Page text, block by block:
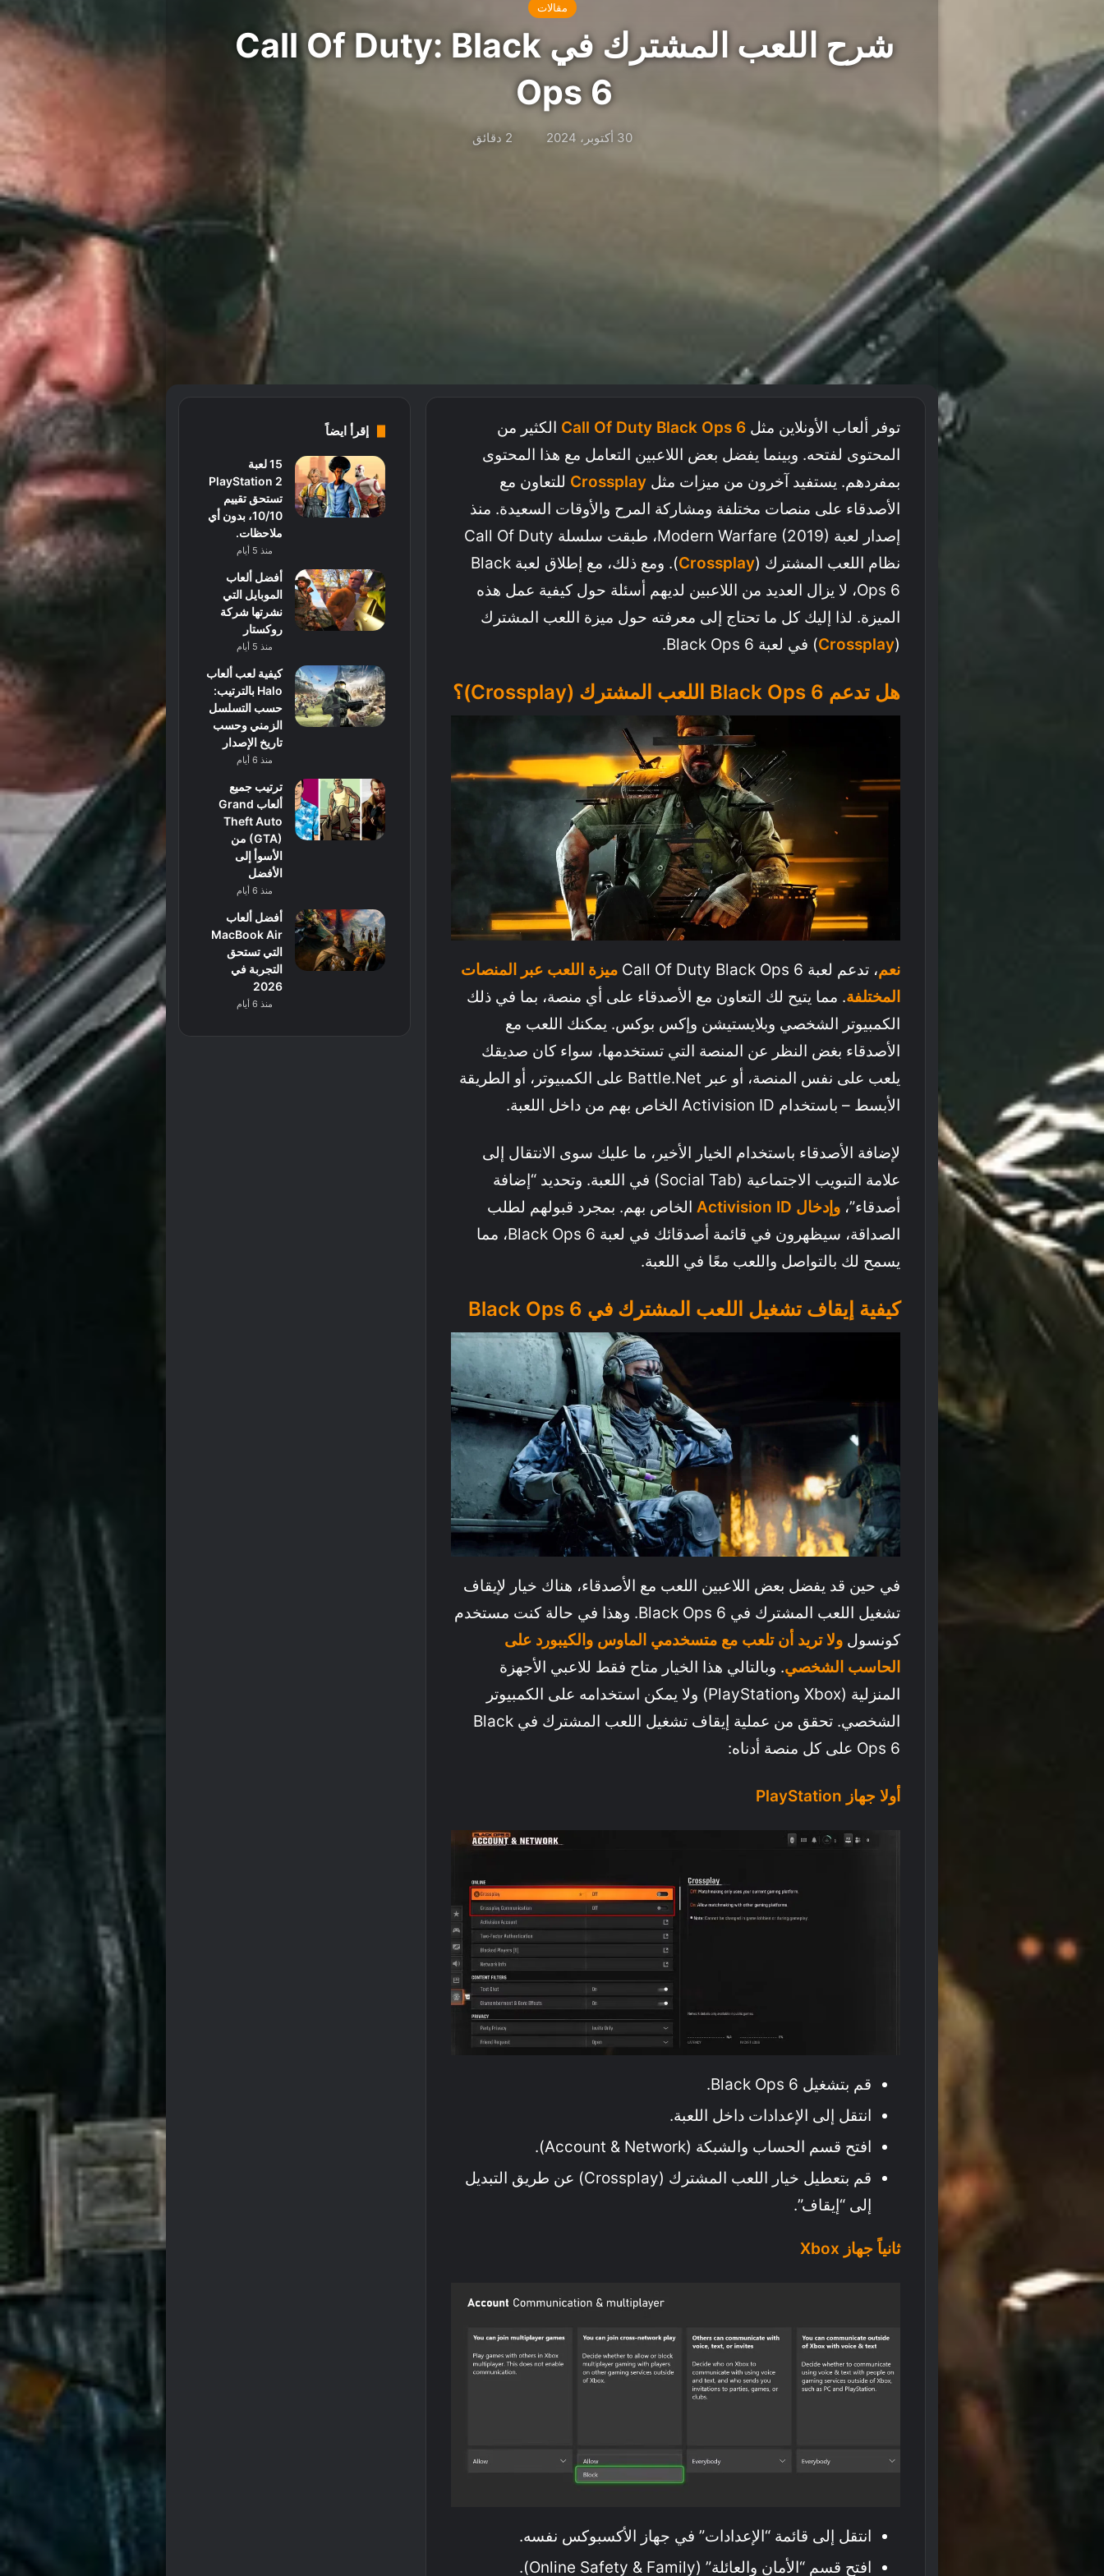
مقالات
شرح اللعب المشترك في Call Of Duty: Black
Ops 6
30 أكتوبر، 2024
توفر ألعاب الأونلاين مثل Call Of Duty Black Ops 6 الكثير من
المحتوى لفتحه. وبينما يفضل بعض اللاعبين التعامل مع هذا المحتوى
بمفردهم. يستفيد آخرون من ميزات مثل Crossplay للتعاون مع
الأصدقاء على منصات مختلفة ومشاركة المرح والأوقات السعيدة. منذ
إصدار لعبة Modern Warfare (2019)، طبقت سلسلة Call Of Duty
نظام اللعب المشترك (Crossplay
). ومع ذلك، مع إطلاق لعبة Black
Ops 6، لا يزال العديد من اللاعبين لديهم أسئلة حول كيفية عمل هذه
الميزة. لذا إليك كل ما تحتاج إلى معرفته حول ميزة اللعب المشترك
(
Crossplay) في لعبة Black Ops 6.
هل تدعم Black Ops 6 اللعب المشترك (Crossplay)؟
نعم، تدعم لعبة Call Of Duty Black Ops 6
ميزة اللعب عبر المنصات
المختلفة. مما يتيح لك التعاون مع الأصدقاء على أي منصة، بما في ذلك
الكمبيوتر الشخصي وبلايستيشن وإكس بوكس. يمكنك اللعب مع
الأصدقاء بغض النظر عن المنصة التي تستخدمها، سواء كان صديقك
يلعب على نفس المنصة، أو عبر Battle.net على الكمبيوتر، أو الطريقة
الأبسط – باستخدام Activision ID الخاص بهم من داخل اللعبة.
لإضافة الأصدقاء باستخدام الخيار الأخير، ما عليك سوى الانتقال إلى
علامة التبويب الاجتماعية (Social Tab) في اللعبة. وتحديد “إضافة
أصدقاء”، وإدخال Activision ID
الخاص بهم. بمجرد قبولهم لطلب
الصداقة، سيظهرون في قائمة أصدقائك في لعبة Black Ops 6، مما
يسمح لك بالتواصل واللعب معًا في اللعبة.
كيفية إيقاف تشغيل اللعب المشترك في Black Ops 6
في حين قد يفضل بعض اللاعبين اللعب مع الأصدقاء، هناك خيار لإيقاف
تشغيل اللعب المشترك في Black Ops 6. وهذا في حالة كنت مستخدم
كونسول ولا تريد أن تلعب مع متسخدمي الماوس والكيبورد على
الحاسب الشخصي. وبالتالي هذا الخيار متاح فقط للاعبي الأجهزة
المنزلية (Xbox وPlayStation) ولا يمكن استخدامه على الكمبيوتر
الشخصي. تحقق من عملية إيقاف تشغيل اللعب المشترك في Black
Ops 6 على كل منصة أدناه:
أولا جهاز PlayStation
قم بتشغيل Black Ops 6.
انتقل إلى الإعدادات داخل اللعبة.
افتح قسم الحساب والشبكة (Account & Network).
قم بتعطيل خيار اللعب المشترك (Crossplay) عن طريق التبديل
إلى “إيقاف”.
ثانياً جهاز Xbox
انتقل إلى قائمة “الإعدادات” في جهاز الأكسبوكس نفسه.
افتح قسم “الأمان والعائلة” (Online Safety & Family).
إقرأ ايضاً
15 لعبة
PlayStation 2
تستحق تقييم
10/10، بدون أي
ملاحظات.
منذ 5 أيام
أفضل ألعاب
الموبايل التي
نشرتها شركة
روكستار
منذ 5 أيام
كيفية لعب ألعاب
Halo بالترتيب:
حسب التسلسل
الزمني وحسب
تاريخ الإصدار
منذ 6 أيام
ترتيب جميع
ألعاب Grand
Theft Auto
(GTA) من
الأسوأ إلى
الأفضل
منذ 6 أيام
أفضل ألعاب
MacBook Air
التي تستحق
التجربة في
2026
منذ 6 أيام